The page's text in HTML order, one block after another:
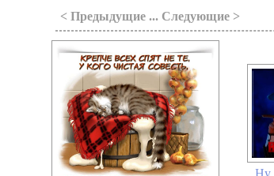
< Предыдущие ... Следующие >
Ну